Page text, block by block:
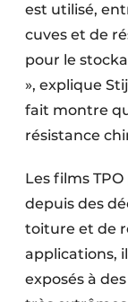
est utilisé,
cuves et de
pour le
», explique
fait montre
résistance
Les films
depuis des
toiture et de
applications,
exposés à